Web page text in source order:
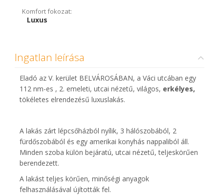
Komfort fokozat:
Luxus
Ingatlan leírása
Eladó az V. kerület BELVÁROSÁBAN, a Váci utcában egy
112 nm-es , 2. emeleti, utcai nézetű, világos, erkélyes,
tökéletes elrendezésű luxuslakás.
A lakás zárt lépcsőházból nyílik, 3 hálószobából, 2
fürdőszobából és egy amerikai konyhás nappaliból áll.
Minden szoba külön bejáratú, utcai nézetű, teljeskörűen
berendezett.
A lakást teljes körűen, minőségi anyagok
felhasználásával újították fel.